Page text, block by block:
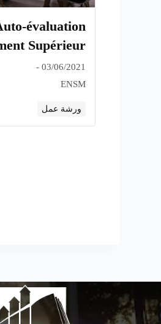
évaluation
Supérieur
03/06/2021 -
ENSM
ورشة عمل